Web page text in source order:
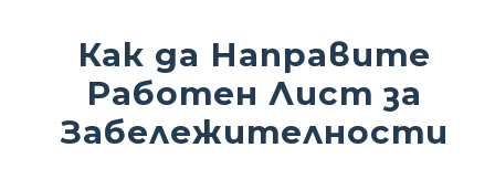
Как да Направите
Работен Лист за
Забележителности